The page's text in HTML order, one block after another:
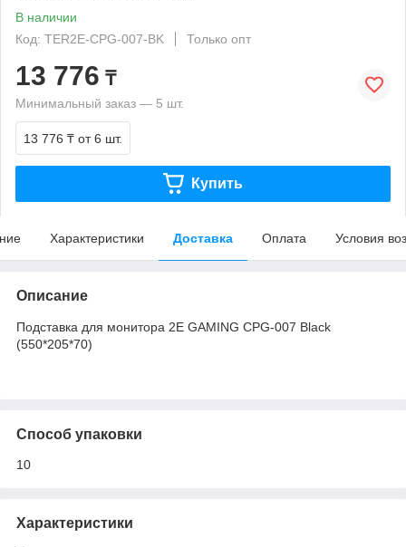
В наличии
Код: TER2E-CPG-007-BK
Только опт
13 776 ₸
Минимальный заказ — 5 шт.
13 776 ₸ от 6 шт.
Купить
Характеристики Доставка Оплата Условия
Описание
Подставка для монитора 2E GAMING CPG-007 Black
(550*205*70)
Способ упаковки
10
Характеристики